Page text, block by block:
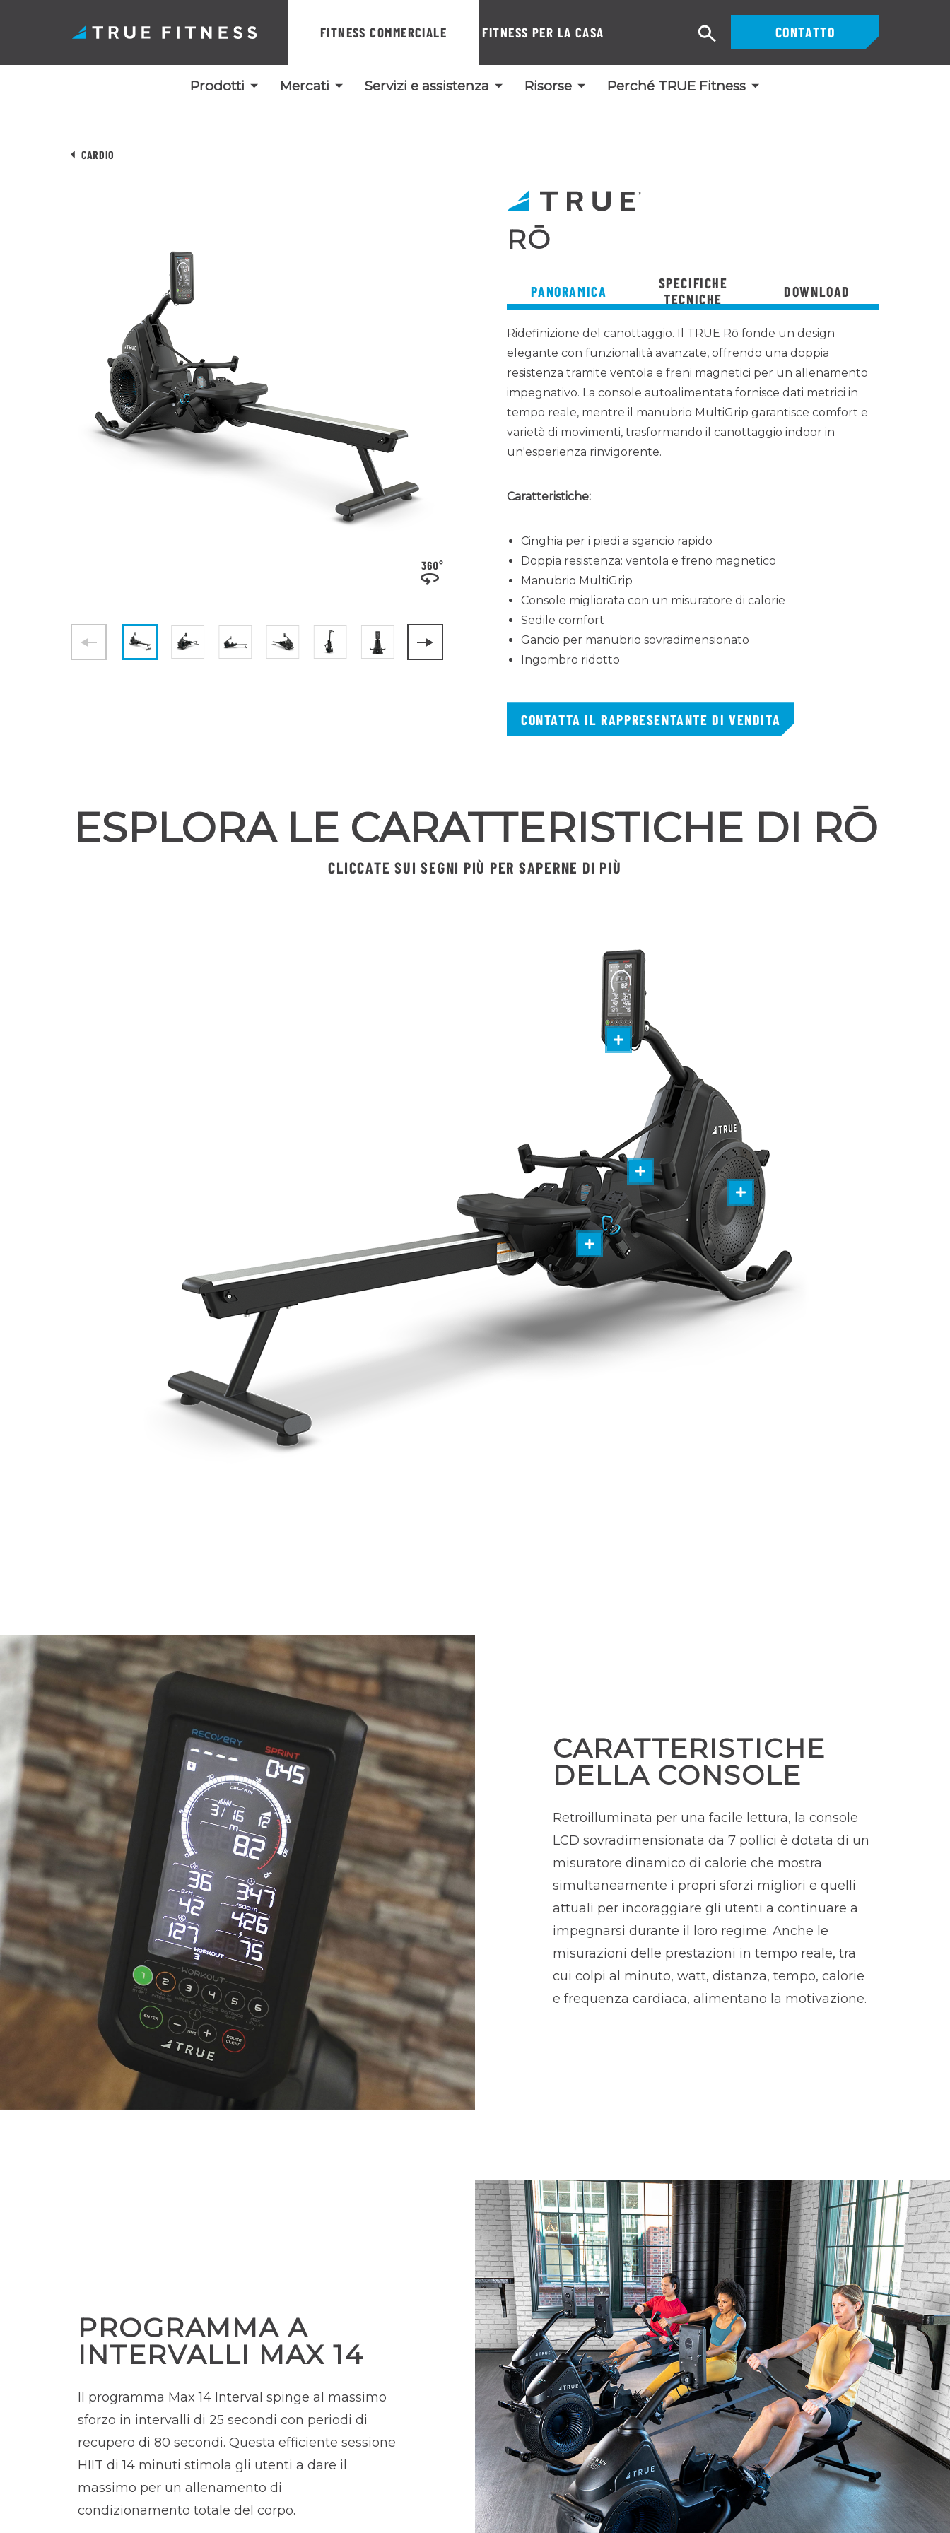
FITNESS COMMERCIALE FITNESS PER LA CASA
Prodotti Mercati Servizi e assistenza Risorse Perché TRUE Fitness
CONTATTO
Ricerca
CARDIO
RŌ
PANORAMICA
SPECIFICHE
TECNICHE
DOWNLOAD
Ridefinizione del canottaggio. Il TRUE Rō fonde un design
elegante con funzionalità avanzate, offrendo una doppia
resistenza tramite ventola e freni magnetici per un allenamento
impegnativo. La console autoalimentata fornisce dati metrici in
tempo reale, mentre il manubrio MultiGrip garantisce comfort e
varietà di movimenti, trasformando il canottaggio indoor in
un'esperienza rinvigorente.
Caratteristiche:
Cinghia per i piedi a sgancio rapido
Doppia resistenza: ventola e freno magnetico
Manubrio MultiGrip
Console migliorata con un misuratore di calorie
Sedile comfort
Gancio per manubrio sovradimensionato
Ingombro ridotto
CONTATTA IL RAPPRESENTANTE DI VENDITA
ESPLORA LE CARATTERISTICHE DI RŌ
CLICCATE SUI SEGNI PIÙ PER SAPERNE DI PIÙ
CARATTERISTICHE
DELLA CONSOLE
Retroilluminata per una facile lettura, la console
LCD sovradimensionata da 7 pollici è dotata di un
misuratore dinamico di calorie che mostra
simultaneamente i propri sforzi migliori e quelli
attuali per incoraggiare gli utenti a continuare a
impegnarsi durante il loro regime. Anche le
misurazioni delle prestazioni in tempo reale, tra
cui colpi al minuto, watt, distanza, tempo, calorie
e frequenza cardiaca, alimentano la motivazione.
PROGRAMMA A
INTERVALLI MAX 14
Il programma Max 14 Interval spinge al massimo
sforzo in intervalli di 25 secondi con periodi di
recupero di 80 secondi. Questa efficiente sessione
HIIT di 14 minuti stimola gli utenti a dare il
massimo per un allenamento di
condizionamento totale del corpo.